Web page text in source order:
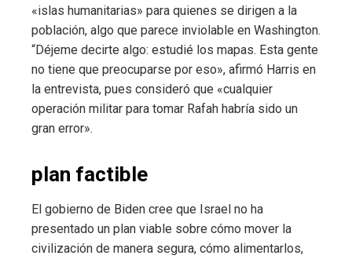
«islas humanitarias» para quienes se dirigen a la
población, algo que parece inviolable en Washington.
“Déjeme decirte algo: estudié los mapas. Esta gente
no tiene que preocuparse por eso», afirmó Harris en
la entrevista, pues consideró que «cualquier
operación militar para tomar Rafah habría sido un
gran error».
plan factible
El gobierno de Biden cree que Israel no ha
presentado un plan viable sobre cómo mover la
civilización de manera segura, cómo alimentarlos,